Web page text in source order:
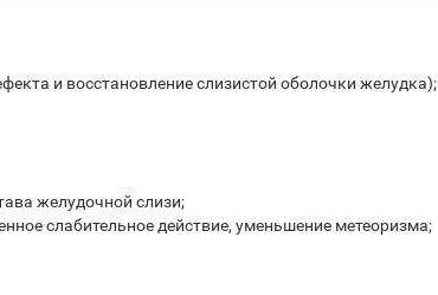
и восстановление слизистой оболочки желудка);
желудочной слизи;
слабительное действие, уменьшение метеоризма;